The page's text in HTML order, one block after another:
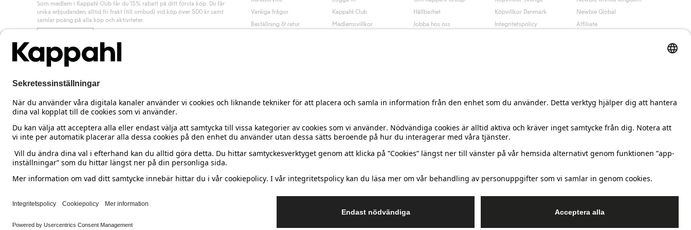
Som medlem i Kappahl Club får du 15% rabatt på ditt första köp. Du får
unika erbjudanden, alltid fri frakt (till ombud) vid köp över 500 kr samt
samlar poäng på alla köp och aktiviteter.
Vanliga frågor
Beställning & retur
Kappahl Club
Medlemsvillkor
Hållbarhet
Jobba hos oss
Köpvillkor Danmark
Integritetspolicy
Newbie Global
Affiliate
Sweden Ändra land
Cookies